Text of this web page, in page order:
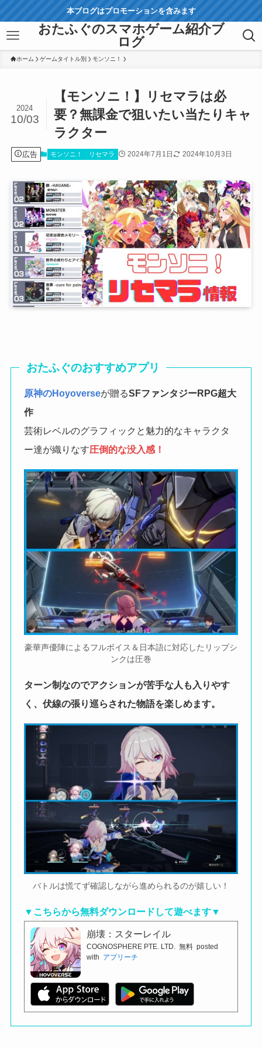
本ブログはプロモーションを含みます
おたふぐのスマホゲーム紹介ブ
ログ
ホーム ゲームタイトル別 モンソニ！
【モンソニ！】リセマラは必
要？無課金で狙いたい当たりキャ
ラクター
2024
10/03
広告 モンソニ！ リセマラ 2024年7月1日 2024年10月3日
おたふぐのおすすめアプリ
原神のHoyoverseが贈るSFファンタジーRPG超大
作
芸術レベルのグラフィックと魅力的なキャラクタ
ー達が織りなす圧倒的な没入感！
豪華声優陣によるフルボイス＆日本語に対応したリップシ
ンクは圧巻
ターン制なのでアクションが苦手な人も入りやす
く、伏線の張り巡らされた物語を楽しめます。
バトルは慌てず確認しながら進められるのが嬉しい！
▼こちらから無料ダウンロードして遊べます▼
崩壊：スターレイル
COGNOSPHERE PTE. LTD. 無料 posted
with アプリーチ